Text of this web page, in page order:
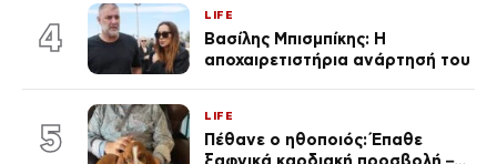
4
LIFE
Βασίλης Μπισμπίκης: Η
αποχαιρετιστήρια ανάρτησή του
5
LIFE
Πέθανε ο ηθοποιός: Έπαθε
ξαφνικά καρδιακή προσβολή – Η